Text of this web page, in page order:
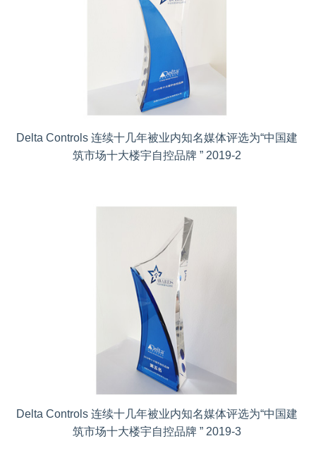
Delta Controls 连续十几年被业内知名媒体评选为“中国建
筑市场十大楼宇自控品牌 ” 2019-2
Delta Controls 连续十几年被业内知名媒体评选为“中国建
筑市场十大楼宇自控品牌 ” 2019-3